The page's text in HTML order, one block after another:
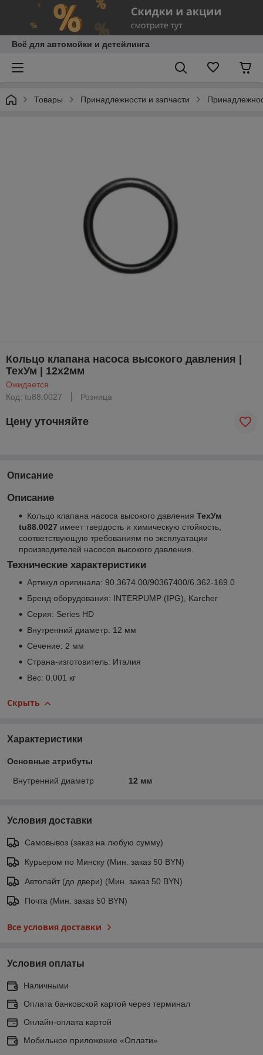
Всё для автомойки и детейлинга
Товары Принадлежности и запчасти
Кольцо клапана насоса высокого давления |
ТехУм | 12x2мм
Ожидается
Код: tu88.0027
Розница
Цену уточняйте
Описание
Описание
Кольцо клапана насоса высокого давления ТехУм
tu88.0027 имеет твердость и химическую стойкость,
соответствующую требованиям по эксплуатации
производителей насосов высокого давления.
Технические характеристики
Артикул оригинала: 90.3674.00/90367400/6.362-169.0
Бренд оборудования: INTERPUMP (IPG), Karcher
Серия: Series HD
Внутренний диаметр: 12 мм
Сечение: 2 мм
Страна-изготовитель: Италия
Вес: 0.001 кг
Скрыть
Характеристики
Основные атрибуты
Внутренний диаметр 12 мм
Условия доставки
Самовывоз (заказ на любую сумму)
Курьером по Минску (Мин. заказ 50 BYN)
Автолайт (до двери) (Мин. заказ 50 BYN)
Почта (Мин. заказ 50 BYN)
Все условия доставки
Условия оплаты
Наличными
Оплата банковской картой через терминал
Онлайн-оплата картой
Мобильное приложение «Оплати»